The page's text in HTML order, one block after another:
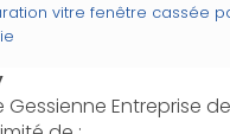
vitre fenêtre cassée
Gessienne Entreprise